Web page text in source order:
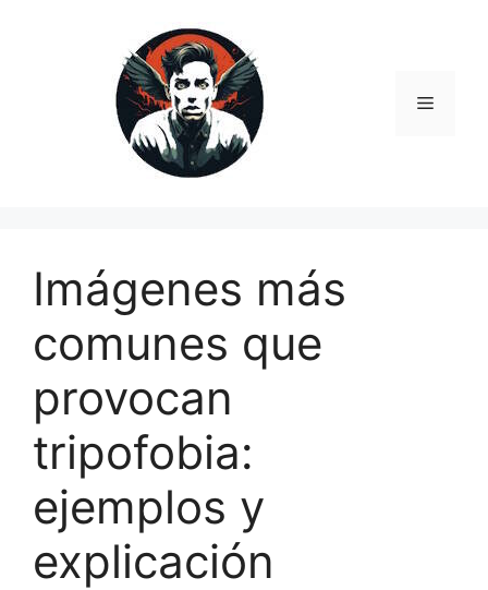
содержимому
Меню
Imágenes más
comunes que
provocan
tripofobia:
ejemplos y
explicación